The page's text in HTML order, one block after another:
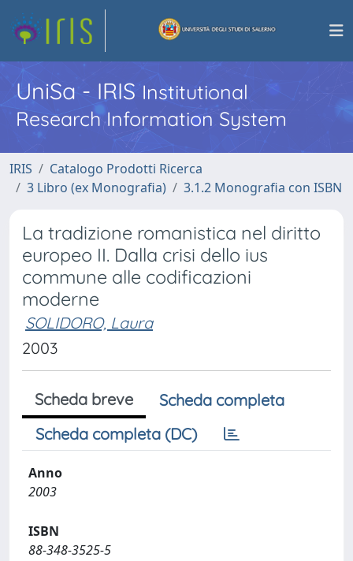
UniSa - IRISInstitutional
Research Information System
IRIS
Catalogo Prodotti Ricerca
3 Libro (ex Monografia)
3.1.2 Monografia con ISBN
La tradizione romanistica nel diritto
europeo II. Dalla crisi dello ius
commune alle codificazioni
moderne
SOLIDORO, Laura
2003
Scheda breve
Scheda completa
Scheda completa (DC)
Anno
2003
ISBN
88-348-3525-5